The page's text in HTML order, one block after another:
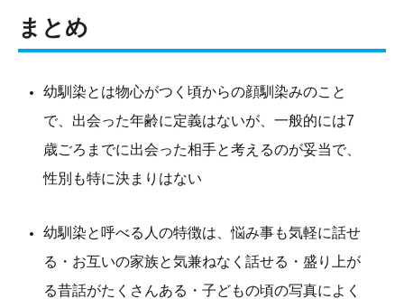
まとめ
幼馴染とは物心がつく頃からの顔馴染みのこと
で、出会った年齢に定義はないが、一般的には7
歳ごろまでに出会った相手と考えるのが妥当で、
性別も特に決まりはない
幼馴染と呼べる人の特徴は、悩み事も気軽に話せ
る・お互いの家族と気兼ねなく話せる・盛り上が
る昔話がたくさんある・子どもの頃の写真によく